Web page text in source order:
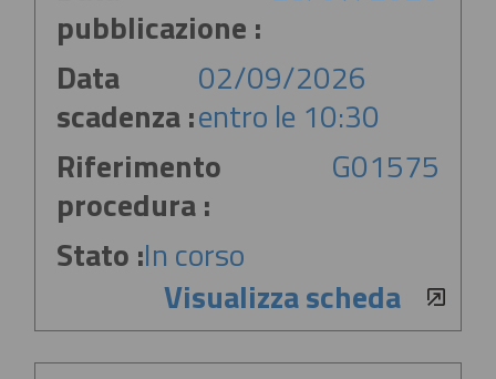
pubblicazione :
Data
scadenza :
02/09/2026
entro le 10:30
Riferimento
procedura :
G01575
Stato :In corso
Visualizza scheda